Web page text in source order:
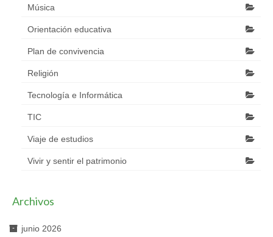
Música
Orientación educativa
Plan de convivencia
Religión
Tecnología e Informática
TIC
Viaje de estudios
Vivir y sentir el patrimonio
Archivos
junio 2026